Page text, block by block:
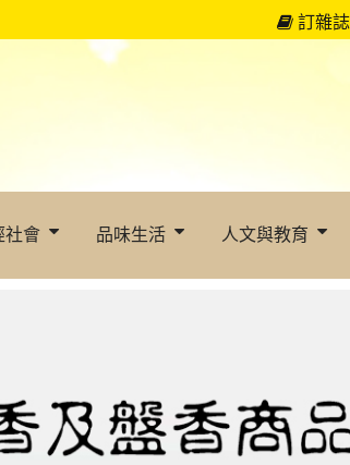
訂雜誌
社會 品味生活 人文與教育